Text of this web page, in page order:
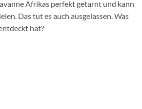
Afrikas perfekt getarnt und kann
Das tut es auch ausgelassen. Was
hat?